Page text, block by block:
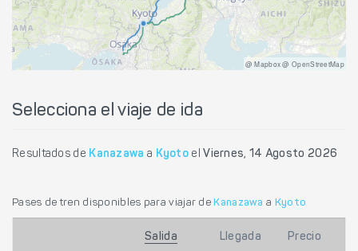
@ Mapbox @ OpenStreetMap
Selecciona el viaje de ida
Resultados de Kanazawa a Kyoto elViernes, 14 Agosto 2026
Pases de tren disponibles para viajar de Kanazawa a Kyoto
Salida Llegada Precio